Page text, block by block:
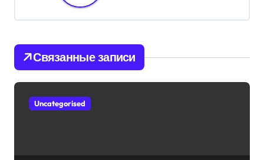
и
я
п
Связанные записи
Uncategorised